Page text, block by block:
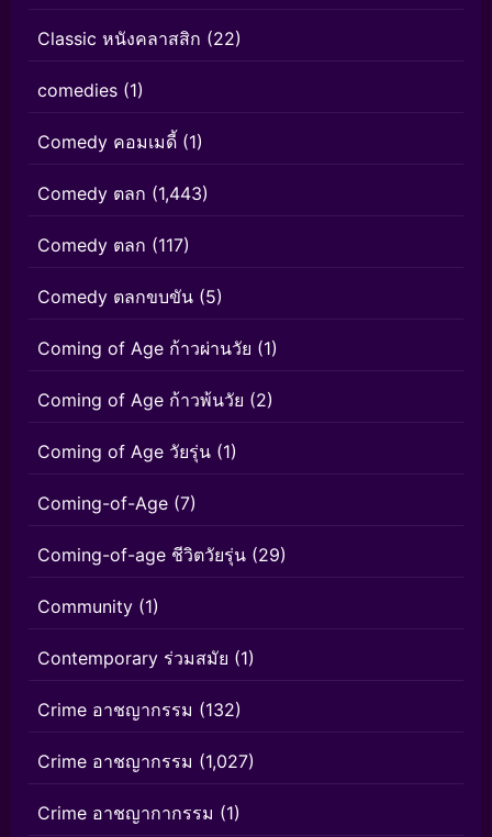
Classic หนังคลาสสิก (22)
comedies (1)
Comedy คอมเมดี้ (1)
Comedy ตลก (1,443)
Comedy ตลก (117)
Comedy ตลกขบขัน (5)
Coming of Age ก้าวผ่านวัย (1)
Coming of Age ก้าวพ้นวัย (2)
Coming of Age วัยรุ่น (1)
Coming-of-Age (7)
Coming-of-age ชีวิตวัยรุ่น (29)
Community (1)
Contemporary ร่วมสมัย (1)
Crime อาชญากรรม (132)
Crime อาชญากรรม (1,027)
Crime อาชญากากรรม (1)